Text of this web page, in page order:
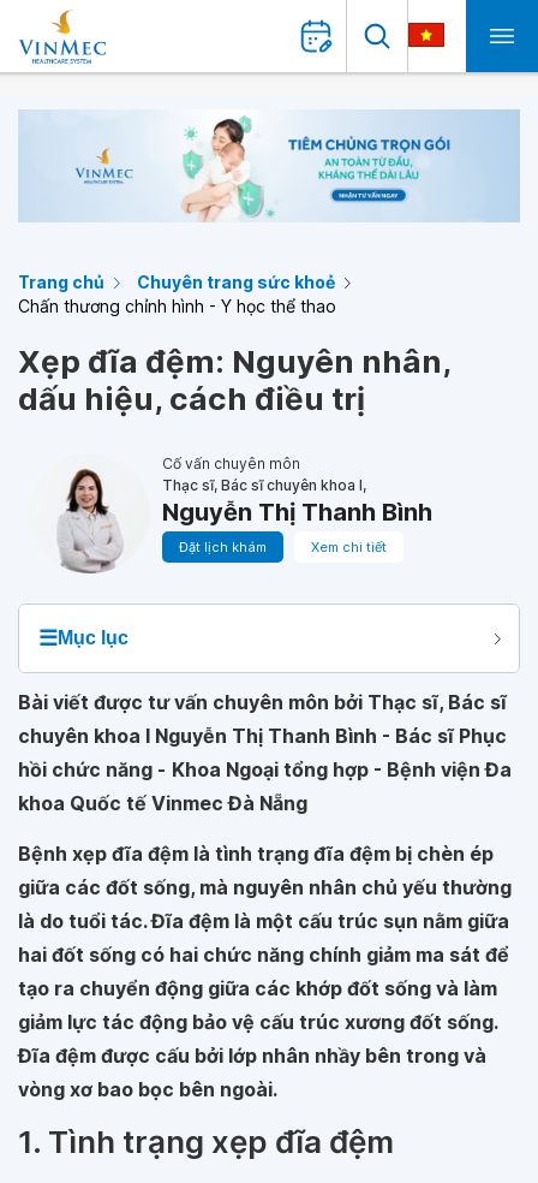
Trang chủ
Chuyên trang sức khoẻ
Chấn thương chỉnh hình - Y học thể thao
Xẹp đĩa đệm: Nguyên nhân,
dấu hiệu, cách điều trị
Cố vấn chuyên môn
Thạc sĩ, Bác sĩ chuyên khoa I,
Nguyễn Thị Thanh Bình
Đặt lịch khám Xem chi tiết
☰Mục lục
Bài viết được tư vấn chuyên môn bởi Thạc sĩ, Bác sĩ
chuyên khoa I Nguyễn Thị Thanh Bình - Bác sĩ Phục
hồi chức năng - Khoa Ngoại tổng hợp - Bệnh viện Đa
khoa Quốc tế Vinmec Đà Nẵng
Bệnh xẹp đĩa đệm là tình trạng đĩa đệm bị chèn ép
giữa các đốt sống, mà nguyên nhân chủ yếu thường
là do tuổi tác. Đĩa đệm là một cấu trúc sụn nằm giữa
hai đốt sống có hai chức năng chính giảm ma sát để
tạo ra chuyển động giữa các khớp đốt sống và làm
giảm lực tác động bảo vệ cấu trúc xương đốt sống.
Đĩa đệm được cấu bởi lớp nhân nhầy bên trong và
vòng xơ bao bọc bên ngoài.
1. Tình trạng xẹp đĩa đệm